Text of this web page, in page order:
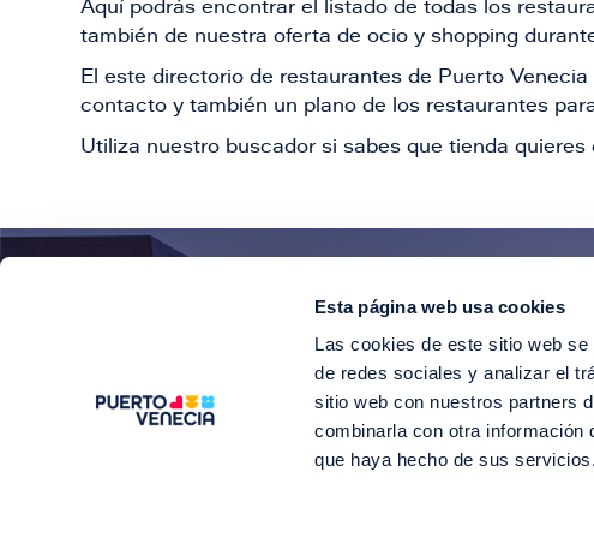
Esta página web usa cookies
Las cookies de este sitio web
de redes sociales y analizar el
sitio web con nuestros partners
combinarla con otra información
que haya hecho de sus
Aquí podrás encontrar el listado de todas los
también de nuestra oferta de ocio y shopping
El este directorio de restaurantes de Puerto
contacto y también un plano de los restaurantes
Utiliza nuestro buscador si sabes que tienda
Suscríbete para